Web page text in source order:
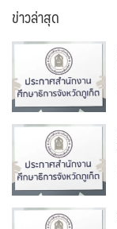
ข่าวล่าสุด